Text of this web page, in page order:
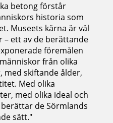
betong förstår
historia som
Museets kärna är väl
– ett av de berättande
föremålen
från olika
med skiftande ålder,
Med olika
med olika ideal och
de Sörmlands
sätt."